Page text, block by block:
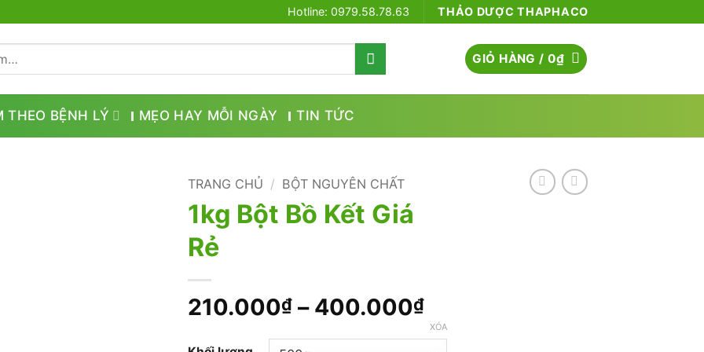
Hotline: 0979.58.78.63 THẢO DƯỢC THAPHACO
GIỎ HÀNG /0₫
THEO BỆNH LÝ MẸO HAY MỖI NGÀY TIN TỨC
TRANG CHỦ / BỘT NGUYÊN CHẤT
1kg Bột Bồ Kết Giá
Rẻ
210.000₫ – 400.000₫Khoảng
giá:
XÓA